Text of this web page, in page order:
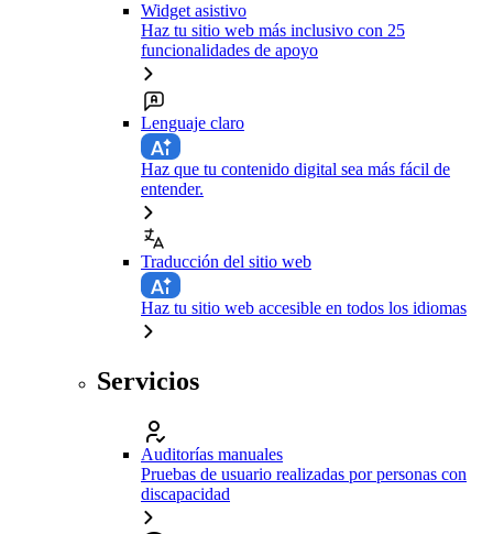
Widget asistivo
Haz tu sitio web más inclusivo con 25
funcionalidades de apoyo
Lenguaje claro
Haz que tu contenido digital sea más fácil de
entender.
Traducción del sitio web
Haz tu sitio web accesible en todos los idiomas
Servicios
Auditorías manuales
Pruebas de usuario realizadas por personas con
discapacidad